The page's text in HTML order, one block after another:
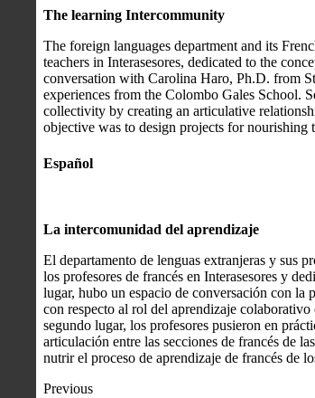
The learning Intercommunity
The foreign languages department and its
teachers in Interasesores, dedicated to the
conversation with Carolina Haro, Ph.D. from
experiences from the Colombo Gales School.
collectivity by creating an articulative
objective was to design projects for nourishing
Español
La intercomunidad del aprendizaje
El departamento de lenguas extranjeras y sus
los profesores de francés en Interasesores y
lugar, hubo un espacio de conversación con la
con respecto al rol del aprendizaje
segundo lugar, los profesores pusieron en
articulación entre las secciones de francés de
nutrir el proceso de aprendizaje de francés de
Previous